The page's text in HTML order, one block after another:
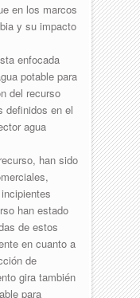
en los marcos
y su impacto
enfocada
potable para
del recurso
definidos en el
agua
han sido
han estado
de estos
en cuanto a
de
gira también
para